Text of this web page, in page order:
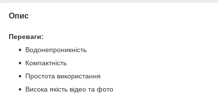
Опис
Переваги:
Водонепроникність
Компактність
Простота використання
Висока якість відео та фото